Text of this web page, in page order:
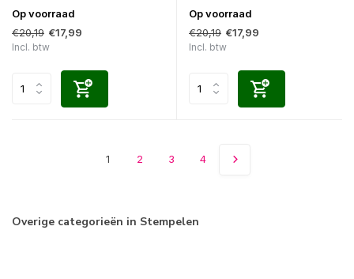
Op voorraad
€20,19 €17,99
Incl. btw
Op voorraad
€20,19 €17,99
Incl. btw
1 2 3 4
Overige categorieën in Stempelen